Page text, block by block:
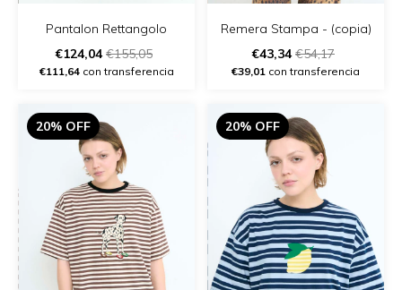
Pantalon Rettangolo
€124,04€155,05
€111,64con transferencia
Remera Stampa - (copia)
€43,34€54,17
€39,01 con transferencia
20% OFF 20% OFF